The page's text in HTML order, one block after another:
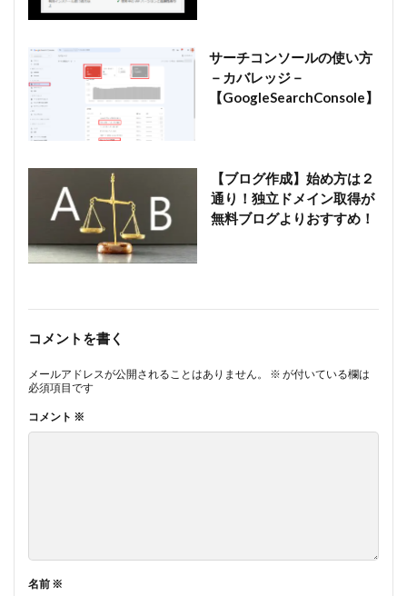
サーチコンソールの使い方
－カバレッジ－
【GoogleSearchConsole】
【ブログ作成】始め方は２
通り！独立ドメイン取得が
無料ブログよりおすすめ！
コメントを書く
メールアドレスが公開されることはありません。 ※ が付いている欄は
必須項目です
コメント ※
名前 ※